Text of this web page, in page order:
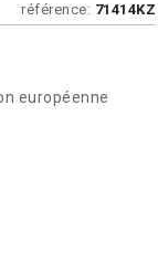
référence: 71414KZ
européenne